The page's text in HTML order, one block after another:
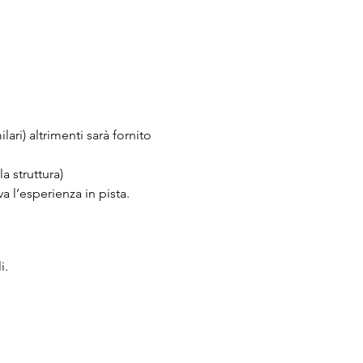
altrimenti sarà fornito
struttura)
l’esperienza in pista.